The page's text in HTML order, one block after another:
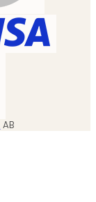
AB